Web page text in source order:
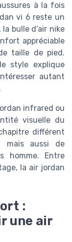
à la fois
vi 6 reste un
bulle d’air nike
appréciable
taille de pied.
style explique
autant
infrared ou
visuelle du
différent
mais aussi de
homme. Entre
la air jordan
:
une air